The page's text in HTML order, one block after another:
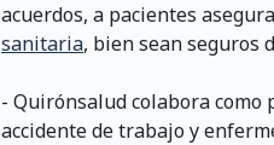
acuerdos, a pacientes
sanitaria, bien sean seguros
- Quirónsalud colabora como
accidente de trabajo y